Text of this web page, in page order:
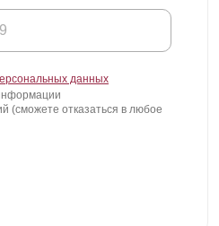
данных
(сможете отказаться в любое